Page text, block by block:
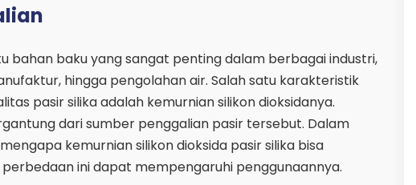
bahan baku yang sangat penting dalam berbagai industri,
hingga pengolahan air. Salah satu karakteristik
pasir silika adalah kemurnian silikon dioksidanya.
dari sumber penggalian pasir tersebut. Dalam
kemurnian silikon dioksida pasir silika bisa
ini dapat mempengaruhi penggunaannya.